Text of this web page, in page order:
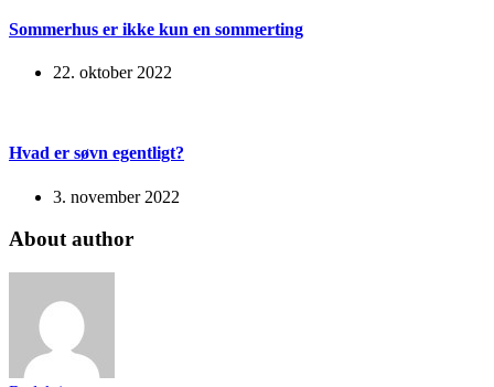
Sommerhus er ikke kun en sommerting
22. oktober 2022
Hvad er søvn egentligt?
3. november 2022
About author